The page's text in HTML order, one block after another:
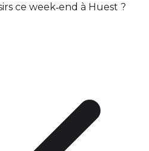
ce week‑end à Huest ?